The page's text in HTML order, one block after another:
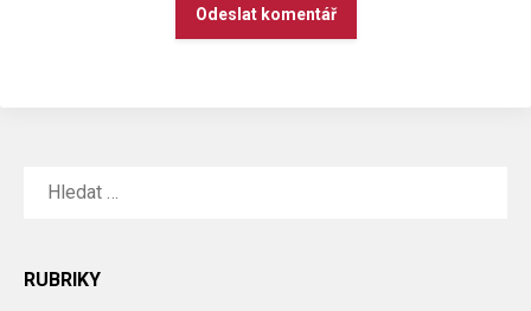
VYHLEDÁVÁNÍ
RUBRIKY